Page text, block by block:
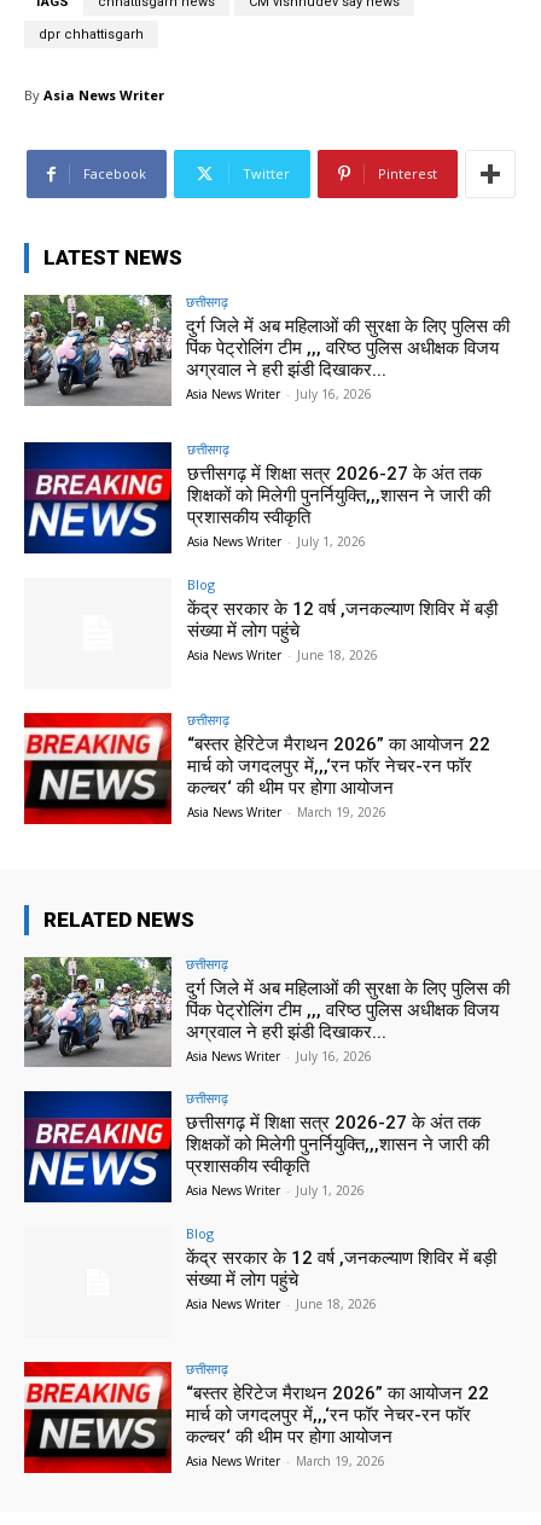
dpr chhattisgarh
By Asia News Writer
Facebook Twitter Pinterest
LATEST NEWS
छत्तीसगढ़
दुर्ग जिले में अब महिलाओं की सुरक्षा के लिए पुलिस की
पिंक पेट्रोलिंग टीम ,,, वरिष्ठ पुलिस अधीक्षक विजय
अग्रवाल ने हरी झंडी दिखाकर...
Asia News Writer - July 16, 2026
छत्तीसगढ़
छत्तीसगढ़ में शिक्षा सत्र 2026-27 के अंत तक
शिक्षकों को मिलेगी पुनर्नियुक्ति,,,शासन ने जारी की
प्रशासकीय स्वीकृति
Asia News Writer - July 1, 2026
Blog
केंद्र सरकार के 12 वर्ष ,जनकल्याण शिविर में बड़ी
संख्या में लोग पहुंचे
Asia News Writer - June 18, 2026
छत्तीसगढ़
“बस्तर हेरिटेज मैराथन 2026” का आयोजन 22
मार्च को जगदलपुर में,,,‘रन फॉर नेचर-रन फॉर
कल्चर‘ की थीम पर होगा आयोजन
Asia News Writer - March 19, 2026
RELATED NEWS
छत्तीसगढ़
दुर्ग जिले में अब महिलाओं की सुरक्षा के लिए पुलिस की
पिंक पेट्रोलिंग टीम ,,, वरिष्ठ पुलिस अधीक्षक विजय
अग्रवाल ने हरी झंडी दिखाकर...
Asia News Writer - July 16, 2026
छत्तीसगढ़
छत्तीसगढ़ में शिक्षा सत्र 2026-27 के अंत तक
शिक्षकों को मिलेगी पुनर्नियुक्ति,,,शासन ने जारी की
प्रशासकीय स्वीकृति
Asia News Writer - July 1, 2026
Blog
केंद्र सरकार के 12 वर्ष ,जनकल्याण शिविर में बड़ी
संख्या में लोग पहुंचे
Asia News Writer - June 18, 2026
छत्तीसगढ़
“बस्तर हेरिटेज मैराथन 2026” का आयोजन 22
मार्च को जगदलपुर में,,,‘रन फॉर नेचर-रन फॉर
कल्चर‘ की थीम पर होगा आयोजन
Asia News Writer - March 19, 2026